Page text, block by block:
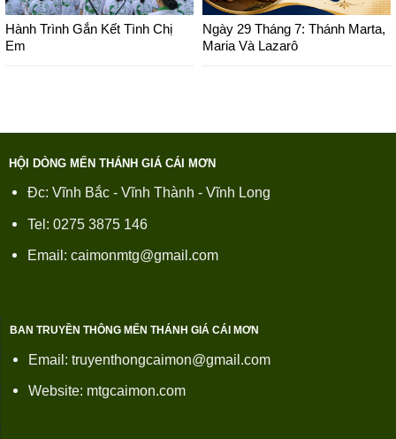
Hành Trình Gắn Kết Tình Chị
Em
Ngày 29 Tháng 7: Thánh Marta,
Maria Và Lazarô
HỘI DÒNG MẾN THÁNH GIÁ CÁI MƠN
Đc: Vĩnh Bắc - Vĩnh Thành - Vĩnh Long
Tel: 0275 3875 146
Email: caimonmtg@gmail.com
BAN TRUYỀN THÔNG MẾN THÁNH GIÁ CÁI MƠN
Email: truyenthongcaimon@gmail.com
Website: mtgcaimon.com